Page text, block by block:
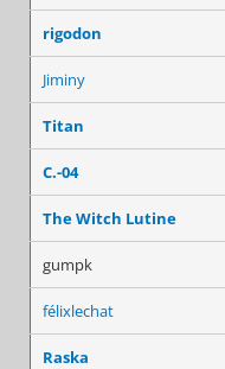
rigodon
Jiminy
Titan
C.-04
The Witch Lutine
gumpk
félixlechat
Raska